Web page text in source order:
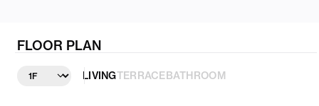
FLOOR PLAN
LIVINGTERRACEBATHROOM